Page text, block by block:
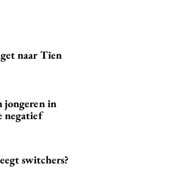
naar Tien
jongeren in
negatief
switchers?